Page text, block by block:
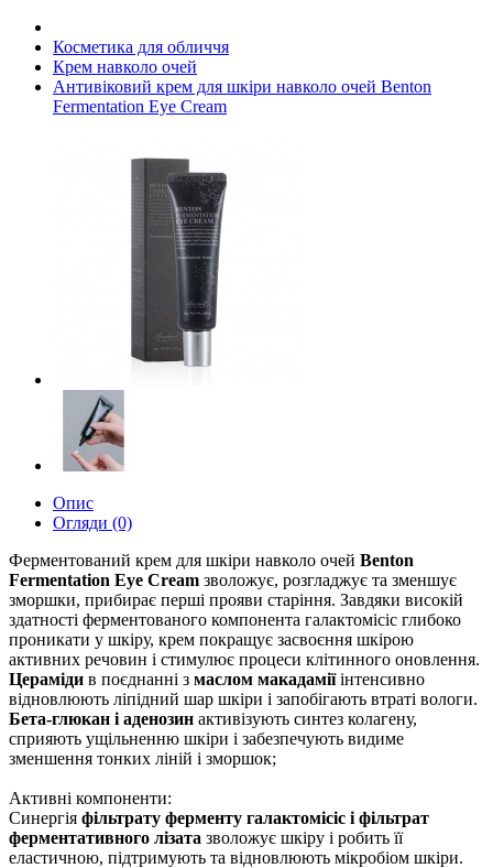
Косметика для обличчя
Крем навколо очей
Антивіковий крем для шкіри навколо очей Benton
Fermentation Eye Cream
Опис
Огляди (0)
Ферментований крем для шкіри навколо очей Benton
Fermentation Eye Cream зволожує, розгладжує та зменшує
зморшки, прибирає перші прояви старіння. Завдяки високій
здатності ферментованого компонента галактомісіс глибоко
проникати у шкіру, крем покращує засвоєння шкірою
активних речовин і стимулює процеси клітинного оновлення.
Цераміди в поєднанні з маслом макадаміїінтенсивно
відновлюють ліпідний шар шкіри і запобігають втраті вологи.
Бета-глюкан і аденозин активізують синтез колагену,
сприяють ущільненню шкіри і забезпечують видиме
зменшення тонких ліній і зморшок;
Активні компоненти:
Синергія фільтрату ферменту галактомісіс і фільтрат
ферментативного лізата зволожує шкіру і робить її
еластичною, підтримують та відновлюють мікробіом шкіри.